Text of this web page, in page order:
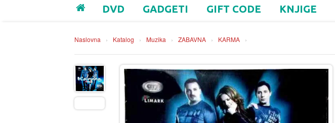
DVD GADGETI GIFT CODE KNJIGE
Naslovna › Katalog › Muzika › ZABAVNA › KARMA ›